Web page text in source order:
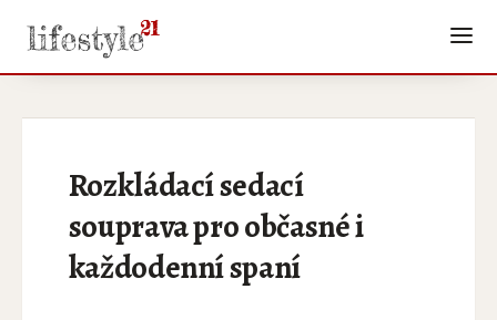
Rozkládací sedací
souprava pro občasné i
každodenní spaní